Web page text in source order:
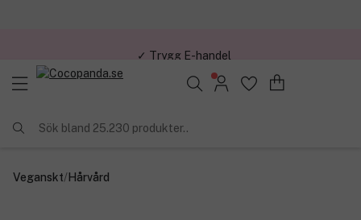
Sök bland 25.230 produkter..
Veganskt/Hårvård